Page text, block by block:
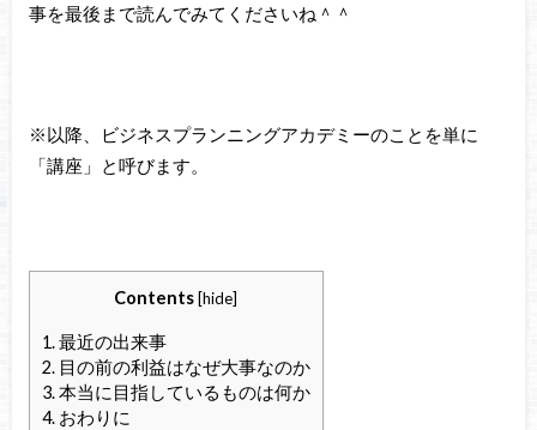
事を最後まで読んでみてくださいね＾＾
※以降、ビジネスプランニングアカデミーのことを単に
「講座」と呼びます。
Contents [hide]
1.最近の出来事
2.目の前の利益はなぜ大事なのか
3.本当に目指しているものは何か
4.おわりに